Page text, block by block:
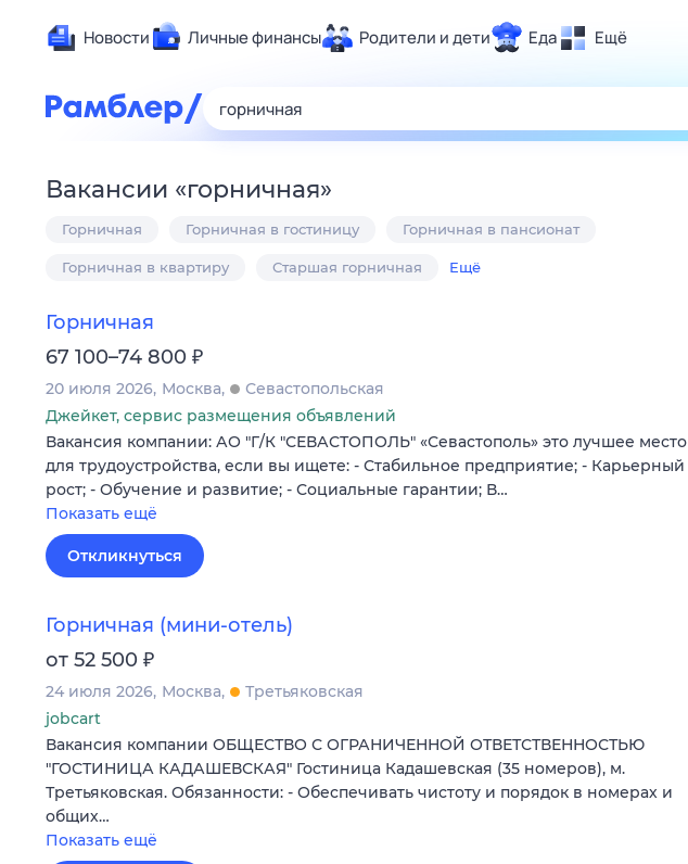
Новости Личные финансы Родители и дети Еда Ещё
Развлечения и отдых
Карьера
Авто
Вакансии «горничная»
Горничная Горничная в гостиницу Горничная в пансионат
Горничная в квартиру Старшая горничная Ещё
Горничная
67 100–74 800 ₽
20 июля 2026 Москва
Севастопольская
Джейкет, сервис размещения объявлений
Вакансия компании: АО "Г/К "СЕВАСТОПОЛЬ" «Севастополь» это лучшее место
для трудоустройства, если вы ищете: - Стабильное предприятие; - Карьерный
рост; - Обучение и развитие; - Социальные гарантии; В…
Показать ещё
Откликнуться
Горничная (мини-отель)
от 52 500 ₽
24 июля 2026 Москва
Третьяковская
jobcart
Вакансия компании ОБЩЕСТВО С ОГРАНИЧЕННОЙ ОТВЕТСТВЕННОСТЬЮ
"ГОСТИНИЦА КАДАШЕВСКАЯ" Гостиница Кадашевская (35 номеров), м.
Третьяковская. Обязанности: - Обеспечивать чистоту и порядок в номерах и
общих…
Показать ещё